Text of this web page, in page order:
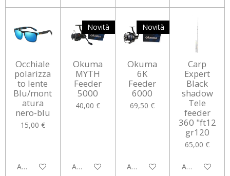
Occhiale
polarizza
to lente
Blu/mont
atura
nero-blu
15,00 €
Aggiungi al carrello
Novità
Okuma
MYTH
Feeder
5000
40,00 €
Aggiungi al carrello
Novità
Okuma
6K
Feeder
6000
69,50 €
Aggiungi al carrello
Carp
Expert
Black
shadow
Tele
feeder
360 "ft12
gr120
65,00 €
Aggiungi al